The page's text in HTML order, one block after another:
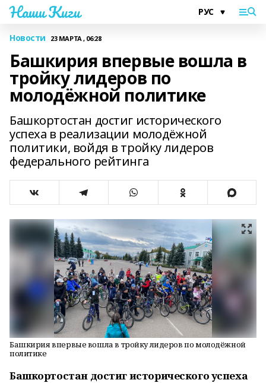
Наши Киги
Новости 23 МАРТА , 06:28
Башкирия впервые вошла в
тройку лидеров по
молодёжной политике
Башкортостан достиг исторического
успеха в реализации молодёжной
политики, войдя в тройку лидеров
федерального рейтинга
Башкирия впервые вошла в тройку лидеров по молодёжной
политике
Башкортостандостигисторическогоуспеха